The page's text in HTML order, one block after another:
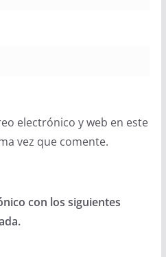
electrónico y web en este
vez que comente.
con los siguientes